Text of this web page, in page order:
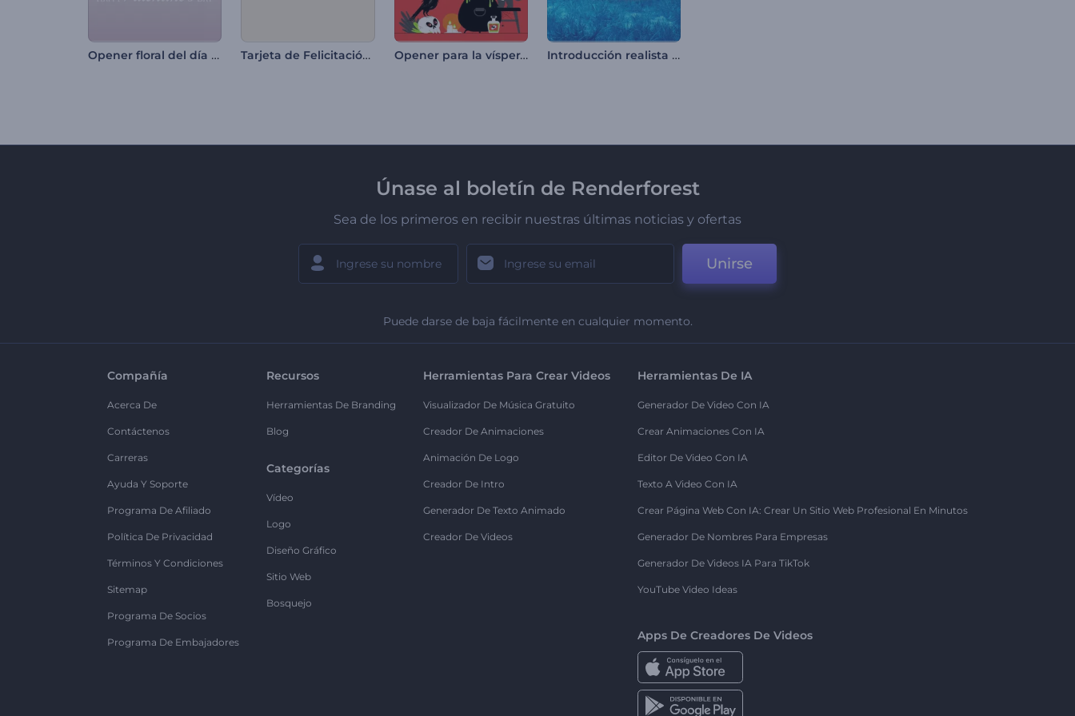
Opener floral del día de San Valentín Tarjeta de Felicitación con Regalos de Navidad Opener para la víspera de Noche de Brujas Introducción realista de un conejito de Pascua
Únase al boletín de Renderforest
Sea de los primeros en recibir nuestras últimas noticias y ofertas
Unirse
Puede darse de baja fácilmente en cualquier momento.
Compañía
Acerca De
Contáctenos
Carreras
Ayuda Y Soporte
Programa De Afiliado
Política De Privacidad
Términos Y Condiciones
Sitemap
Programa De Socios
Programa De Embajadores
Recursos
Herramientas De Branding
Blog
Categorías
Vídeo
Logo
Diseño Gráfico
Sitio Web
Bosquejo
Herramientas Para Crear Videos
Visualizador De Música Gratuito
Creador De Animaciones
Animación De Logo
Creador De Intro
Generador De Texto Animado
Creador De Videos
Herramientas De IA
Generador De Video Con IA
Crear Animaciones Con IA
Editor De Video Con IA
Texto A Video Con IA
Crear Página Web Con IA: Crear Un Sitio Web Profesional En Minutos
Generador De Nombres Para Empresas
Generador De Videos IA Para TikTok
YouTube Video Ideas
Apps De Creadores De Videos